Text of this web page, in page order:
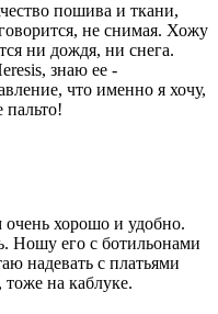
пошива и ткани,
не снимая. Хожу
ни дождя, ни снега.
знаю ее -
что именно я хочу,
пальто!
хорошо и удобно.
Ношу его с ботильонами
надевать с платьями
на каблуке.